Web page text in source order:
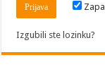
Izgubili ste lozinku?